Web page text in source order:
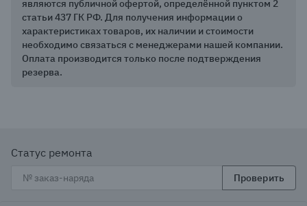
являются публичной офертой, определённой пунктом 2
статьи 437 ГК РФ. Для получения информации о
характеристиках товаров, их наличии и стоимости
необходимо связаться с менеджерами нашей компании.
Оплата производится только после подтверждения
резерва.
Статус ремонта
Проверить